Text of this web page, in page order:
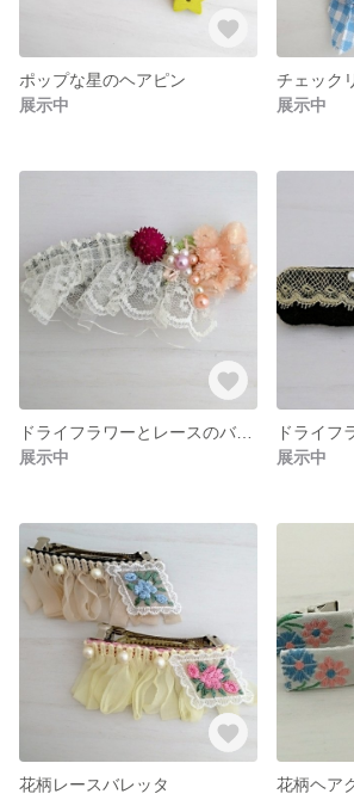
ポップな星のヘアピン
展示中
チェック
展示中
ドライフラワーとレースのバレッタ
展示中
展示中
花柄レースバレッタ
花柄ヘア